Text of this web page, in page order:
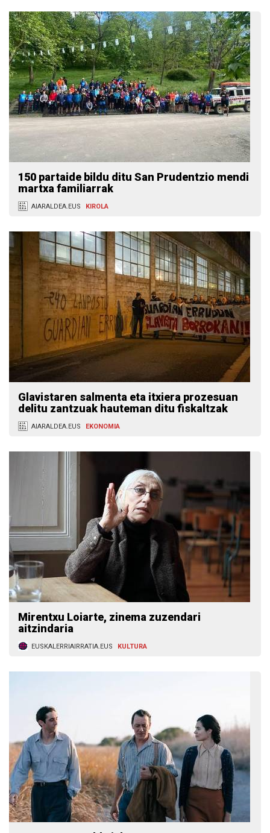
150 partaide bildu ditu San Prudentzio mendi
martxa familiarrak
AIARALDEA.EUS KIROLA
Glavistaren salmenta eta itxiera prozesuan
delitu zantzuak hauteman ditu fiskaltzak
AIARALDEA.EUS EKONOMIA
Mirentxu Loiarte, zinema zuzendari
aitzindaria
EUSKALERRIAIRRATIA.EUS KULTURA